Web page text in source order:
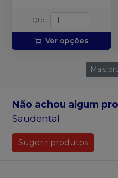
Qtd :
Ver opções
Mais
Não achou algum
Saudental
Sugerir produtos